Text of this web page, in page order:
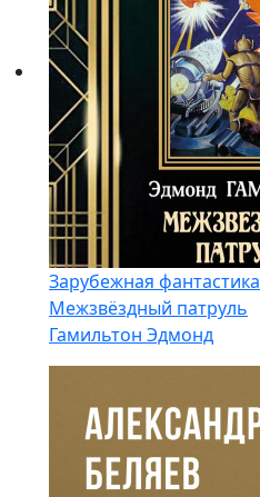
Зарубежная фантастика
Межзвёздный патруль
Гамильтон Эдмонд